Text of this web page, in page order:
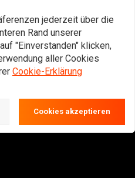
Reparaturen oder allgemeinen
können Sie uns
auf eine der folgenden Arten
jederzeit über die
Rand unserer
"Einverstanden" klicken,
aller Cookies
Cookie-Erklärung
Cookies akzeptieren